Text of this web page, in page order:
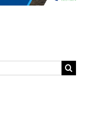
pályázat a hazai
termelőknek